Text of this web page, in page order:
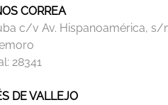
CORREA
c/v Av. Hispanoamérica, s/
28341
DE VALLEJO